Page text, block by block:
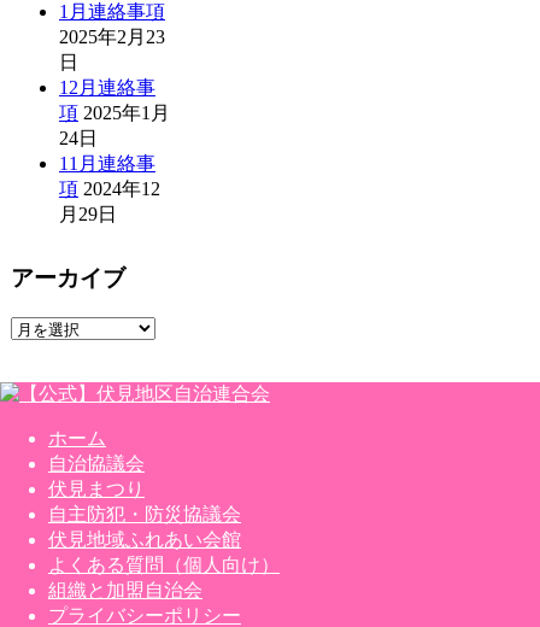
1月連絡事項
2025年2月23
日
12月連絡事
項 2025年1月
24日
11月連絡事
項 2024年12
月29日
アーカイブ
ア
カ
イ
ホーム
自治協議会
伏見まつり
自主防犯・防災協議会
伏見地域ふれあい会館
よくある質問（個人向け）
組織と加盟自治会
プライバシーポリシー